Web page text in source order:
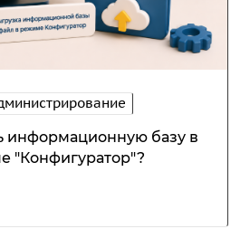
информационную базу в
"Конфигуратор"?